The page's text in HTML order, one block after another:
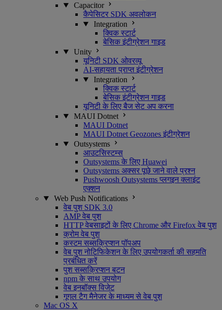
Capacitor
कैपेसिटर SDK अवलोकन
Integration
क्विक स्टार्ट
बेसिक इंटीग्रेशन गाइड
Unity
यूनिटी SDK ओवरव्यू
AI-सहायता प्राप्त इंटीग्रेशन
Integration
क्विक स्टार्ट
बेसिक इंटीग्रेशन गाइड
यूनिटी के लिए बैज सेट अप करना
MAUI Dotnet
MAUI Dotnet
MAUI Dotnet Geozones इंटीग्रेशन
Outsystems
आउटसिस्टम्स
Outsystems के लिए Huawei
Outsystems अक्सर पूछे जाने वाले प्रश्न
Pushwoosh Outsystems प्लगइन क्लाइंट
एक्शन
Web Push Notifications
वेब पुश SDK 3.0
AMP वेब पुश
HTTP वेबसाइटों के लिए Chrome और Firefox वेब पुश
क्रोम वेब पुश
कस्टम सब्सक्रिप्शन पॉपअप
वेब पुश नोटिफिकेशन के लिए उपयोगकर्ता की सहमति
प्रबंधित करें
पुश सब्सक्रिप्शन बटन
npm के साथ उपयोग
वेब इनबॉक्स विजेट
गूगल टैग मैनेजर के माध्यम से वेब पुश
Mac OS X